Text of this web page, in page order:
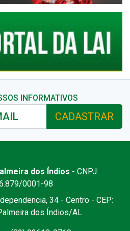
INFORMATIVOS
CADASTRAR
dos Índios - CNPJ:
0001-98
34 - Centro - CEP:
dos Índios/AL